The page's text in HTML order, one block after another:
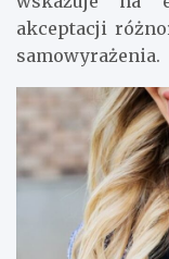
akceptacji
samowyrażenia.